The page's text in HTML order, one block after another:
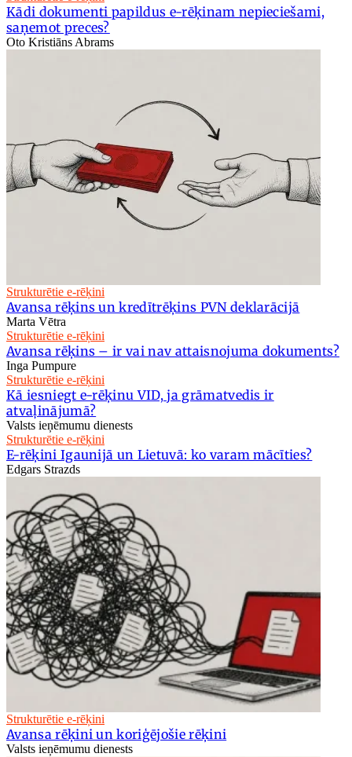
Kādi dokumenti papildus e-rēķinam nepieciešami,
saņemot preces?
Oto Kristiāns Abrams
Strukturētie e-rēķini
Avansa rēķins un kredītrēķins PVN deklarācijā
Marta Vētra
Strukturētie e-rēķini
Avansa rēķins – ir vai nav attaisnojuma dokuments?
Inga Pumpure
Strukturētie e-rēķini
Kā iesniegt e-rēķinu VID, ja grāmatvedis ir
atvaļinājumā?
Valsts ieņēmumu dienests
Strukturētie e-rēķini
E-rēķini Igaunijā un Lietuvā: ko varam mācīties?
Edgars Strazds
Strukturētie e-rēķini
Avansa rēķini un koriģējošie rēķini
Valsts ieņēmumu dienests